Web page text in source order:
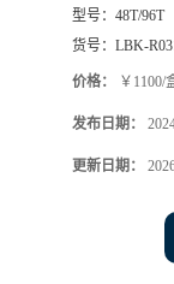
型号： 48T/96T
货号： LBK-
价格： ￥1100/
发布日期：
更新日期：